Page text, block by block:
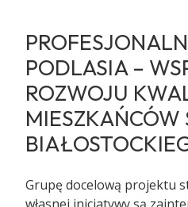
PODLASIA –
ROZWOJU
MIESZKAŃCÓW
Grupę docelową projektu